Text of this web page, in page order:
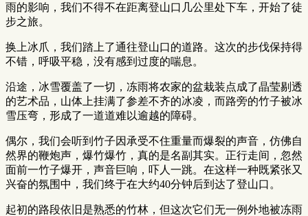
雨的影响，我们不得不在距离登山口几公里处下车，开始了徒
步之旅。
换上冰爪，我们踏上了通往登山口的道路。这次的步伐保持得
不错，呼吸平稳，没有感到过度的喘息。
沿途，冰雪覆盖了一切，冻雨将农家的盆栽装点成了晶莹剔透
的艺术品，山体上挂满了参差不齐的冰凌，而路旁的竹子被冰
雪压弯，形成了一道道难以逾越的障碍。
偶尔，我们会听到竹子因承受不住重量而爆裂的声音，仿佛自
然界的鞭炮声，爆竹爆竹，真的是名副其实。正行走间，忽然
面前一竹子爆开，声音巨响，吓人一跳。在这样一种既紧张又
兴奋的氛围中，我们终于在大约40分钟后到达了登山口。
起初的路段依旧是熟悉的竹林，但这次它们无一例外地被冻雨